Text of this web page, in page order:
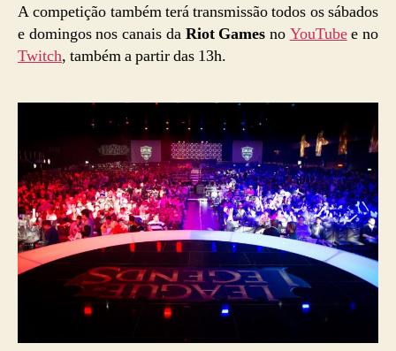
A competição também terá transmissão todos os sábados
e domingos nos canais daRiot Games no YouTubee no
Twitch, também a partir das 13h.